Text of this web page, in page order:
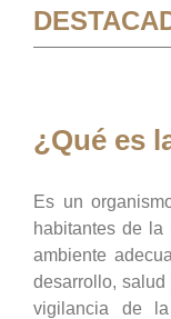
¿Qué es
Es un
habitantes de
ambiente
desarrollo,
vigilancia de